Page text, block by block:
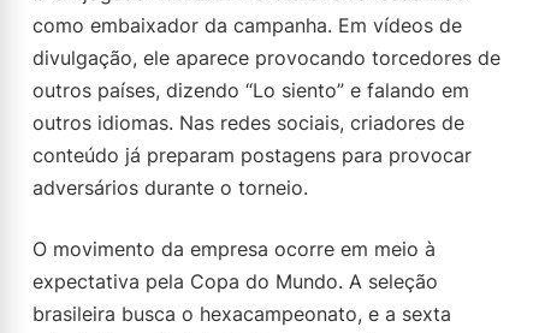
como embaixador da campanha. Em vídeos de
divulgação, ele aparece provocando torcedores de
outros países, dizendo “Lo siento” e falando em
outros idiomas. Nas redes sociais, criadores de
conteúdo já preparam postagens para provocar
adversários durante o torneio.
O movimento da empresa ocorre em meio à
expectativa pela Copa do Mundo. A seleção
brasileira busca o hexacampeonato, e a sexta